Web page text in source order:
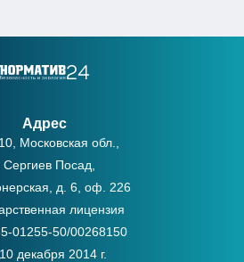
Адрес
Московская обл.,
Сергиев Посад,
д. 6, оф. 226
лицензия
01255-50/00268150
декабря 2014 г.